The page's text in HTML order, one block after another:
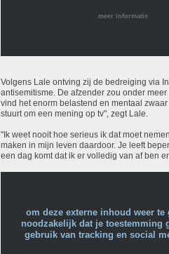
meer informatie
Volgens Lale ontving zij de bedreiging via
antisemitisme. De afzender zou onder
vind het enorm belastend en mentaal
stuurt om een mening op tv", zegt Lale.
"Ik weet nooit hoe serieus ik dat moet
maken in mijn leven daardoor. Je leeft
een dag komt dat ik er volledig van af ben
om deze externe inhoud weer te
noodzakelijk dat je toestemming
gebruik van tracking en social